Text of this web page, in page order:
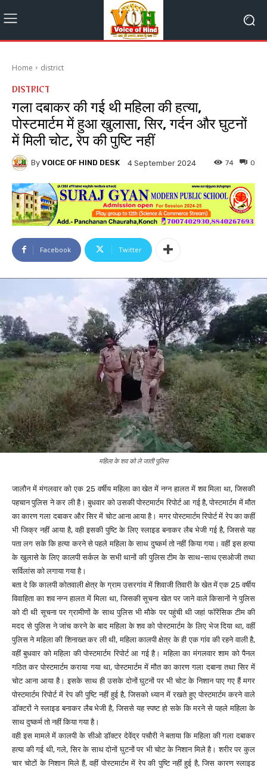
Home district
DISTRICT
गला दबाकर की गई थी महिला की हत्या,
पोस्टमार्टम में हुआ खुलासा, सिर, गर्दन और घुटनों
में मिली चोट, रेप की पुष्टि नहीं
By VOICE OF HIND DESK 4 September 2024 0
74
Facebook Twitter
महिला के शव को ले जाती पुलिस
जालौन में मंगलवार को एक 25 वर्षीय महिला का खेत में नग्न हालत में शव मिला था, जिसकी
पहचान पुलिस ने कर ली है। बुधवार को उसकी पोस्टमार्टम रिपोर्ट आ गई है, पोस्टमार्टम में मौत
का कारण गला दबाकर और सिर में चोट आना आया है। मगर पोस्टमार्टम रिपोर्ट में रेप का कहीं
भी जिक्र नहीं आया है, वही इसकी पुष्टि के लिए स्लाइड बनाकर लैब भेजी गई है, जिससे यह
पता लग सके कि हत्या करने से पहले महिला के साथ दुष्कर्म तो नहीं किया गया। वहीं इस हत्या
के खुलासे के लिए कालपी सर्कल के सभी थानों की पुलिस टीम के साथ-साथ एसओजी तथा
सर्विलांस को लगाया गया है।
बता दे कि कालपी कोतवाली क्षेत्र के ग्राम उसरगांव में शिवाजी तिवारी के खेत में एक 25 वर्षीय
विवाहिता का शव नग्न हालत में मिला था, जिसकी सूचना खेत पर जाने वाले किसानों ने पुलिस
को दी थी सूचना पर ग्रामीणों के साथ पुलिस भी मौके पर पहुंची थी जहां फॉरेंसिक टीम की
मदद से पुलिस ने जांच करने के बाद महिला के शव को पोस्टमार्टम के लिए भेज दिया था, वहीं
पुलिस ने महिला की शिनाख्त कर ली थी, महिला कालपी क्षेत्र के ही एक गांव की रहने वाली है,
वहीं बुधवार को महिला की पोस्टमार्टम रिपोर्ट आ गई है। महिला का मंगलवार शाम को पैनल
गठित कर पोस्टमार्टम कराया गया था, पोस्टमार्टम में मौत का कारण गला दबाना तथा सिर में
चोट आना आया है। इसके साथ ही उसके दोनों घुटनों पर भी चोट के निशान पाए गए हैं मगर
पोस्टमार्टम रिपोर्ट में रेप की पुष्टि नहीं हुई है, जिसको ध्यान में रखते हुए पोस्टमार्टम करने वाले
डॉक्टरों ने स्लाइड बनाकर लैब भेजी है, जिससे यह स्पष्ट हो सके कि मरने से पहले महिला के
साथ दुष्कर्म तो नहीं किया गया है।
वही इस मामले में कालपी के सीओ डॉक्टर देवेंद्र पचौरी ने बताया कि महिला की गला दबाकर
हत्या की गई थी, गले, सिर के साथ दोनों घुटनों पर भी चोट के निशान मिले है। शरीर पर कुल
चार चोटों के निशान मिले हैं, वहीं पोस्टमार्टम में रेप की पुष्टि नहीं हुई है, जिस कारण स्लाइड